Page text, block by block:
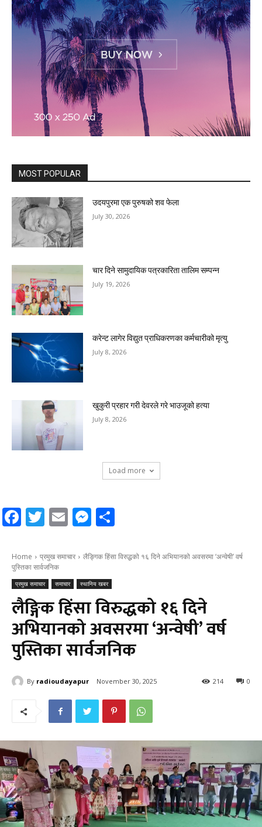
MOST POPULAR
उदयपुरमा एक पुरुषको शव फेला
July 30, 2026
चार दिने सामुदायिक पत्रकारिता तालिम सम्पन्न
July 19, 2026
करेन्ट लागेर विद्युत प्राधिकरणका कर्मचारीको मृत्यु
July 8, 2026
खुकुरी प्रहार गरी देवरले गरे भाउजूको हत्या
July 8, 2026
Load more
Facebook
Twitter
EmailMessenger